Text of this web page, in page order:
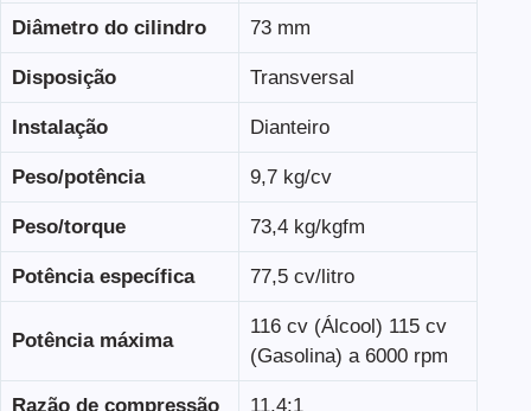
Diâmetro do cilindro 73 mm
Disposição Transversal
Instalação Dianteiro
Peso/potência 9,7 kg/cv
Peso/torque 73,4 kg/kgfm
Potência específica 77,5 cv/litro
Potência máxima
116 cv (Álcool) 115 cv
(Gasolina) a 6000 rpm
Razão de compressão 11,4:1